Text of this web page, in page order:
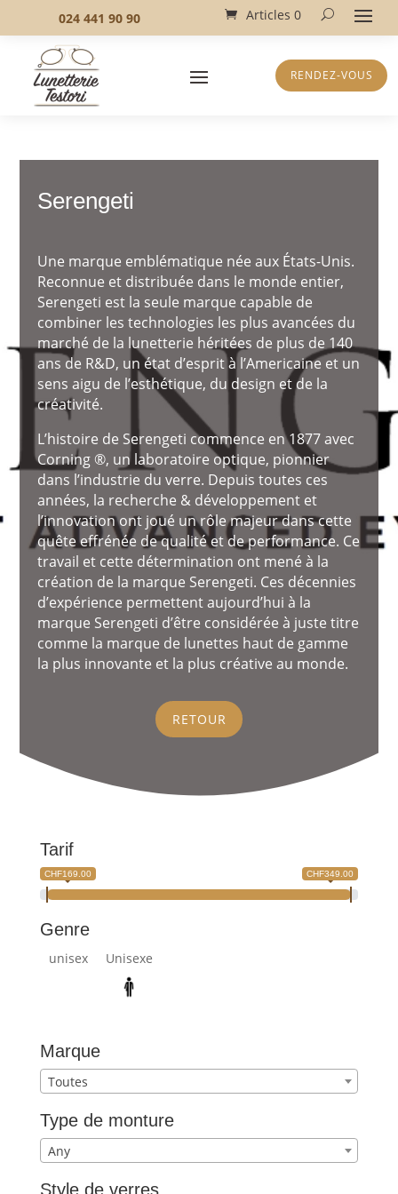
024 441 90 90 Articles 0
RENDEZ-VOUS
Serengeti
Une marque emblématique née aux États-Unis.
Reconnue et distribuée dans le monde entier,
Serengeti est la seule marque capable de
combiner les technologies les plus avancées du
marché de la lunetterie héritées de plus de 140
ans de R&D, un état d’esprit à l’Americaine et un
sens aigu de l’esthétique, du design et de la
créativité.
L’histoire de Serengeti commence en 1877 avec
Corning ®, un laboratoire optique, pionnier
dans l’industrie du verre. Depuis toutes ces
années, la recherche & développement et
l’innovation ont joué un rôle majeur dans cette
quête effrénée de qualité et de performance. Ce
travail et cette détermination ont mené à la
création de la marque Serengeti. Ces décennies
d’expérience permettent aujourd’hui à la
marque Serengeti d’être considérée à juste titre
comme la marque de lunettes haut de gamme
la plus innovante et la plus créative au monde.
RETOUR
Tarif
CHF169.00 CHF349.00
Genre
unisex Unisexe
Marque
Toutes
Type de monture
Any
Style de verres